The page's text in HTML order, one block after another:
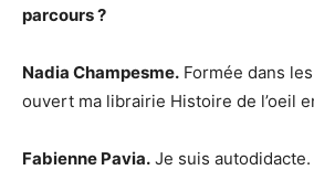
parcours ?
Nadia Champesme. Formée dans
ouvert ma librairie Histoire de l’oeil
Fabienne Pavia. Je suis autodidacte.